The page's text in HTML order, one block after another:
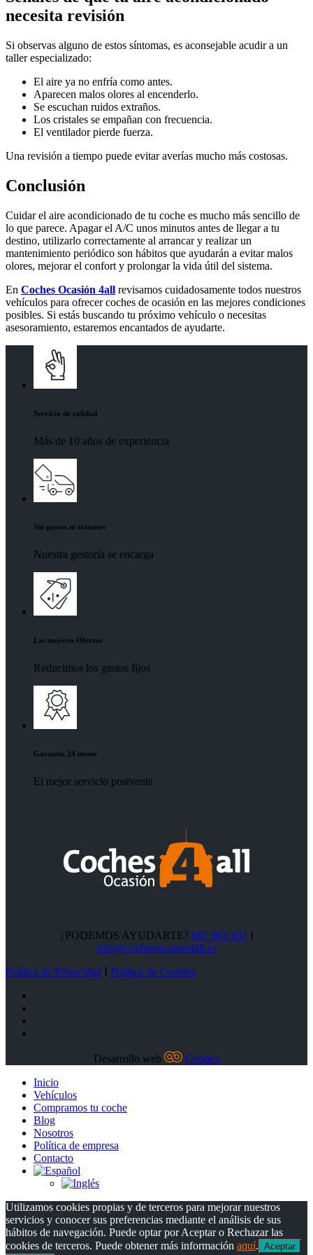
necesita revisión
Si observas alguno de estos síntomas, es aconsejable acudir a un
taller especializado:
El aire ya no enfría como antes.
Aparecen malos olores al encenderlo.
Se escuchan ruidos extraños.
Los cristales se empañan con frecuencia.
El ventilador pierde fuerza.
Una revisión a tiempo puede evitar averías mucho más costosas.
Conclusión
Cuidar el aire acondicionado de tu coche es mucho más sencillo de
lo que parece. Apagar el A/C unos minutos antes de llegar a tu
destino, utilizarlo correctamente al arrancar y realizar un
mantenimiento periódico son hábitos que ayudarán a evitar malos
olores, mejorar el confort y prolongar la vida útil del sistema.
En Coches Ocasión 4all revisamos cuidadosamente todos nuestros
vehículos para ofrecer coches de ocasión en las mejores condiciones
posibles. Si estás buscando tu próximo vehículo o necesitas
asesoramiento, estaremos encantados de ayudarte.
Servicio de calidad
Más de 10 años de experiencia
Sin gastos ni trámites
Nuestra gestoría se encarga
Las mejores Ofertas
Reducimos los gastos fijos
Garantía 24 meses
El mejor servicio postventa
¿PODEMOS AYUDARTE? 687 982 491 I
info@cochesocasion4all.es
Política de Privacidad I Política de Cookies
Desarrollo web
Coodex
Inicio
Vehículos
Compramos tu coche
Blog
Nosotros
Política de empresa
Contacto
Utilizamos cookies propias y de terceros para mejorar nuestros
servicios y conocer sus preferencias mediante el análisis de sus
hábitos de navegación. Puede optar por Aceptar o Rechazar las
cookies de terceros. Puede obtener más información aquí. Aceptar